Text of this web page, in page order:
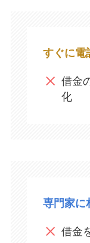
すぐに電
借金
化​
専門家に
借金